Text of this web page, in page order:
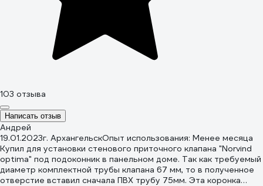
103 отзыва
Написать отзыв
Андрей
19.01.2023г. АрхангельскОпыт использования: Менее месяца
Купил для установки стенового приточного клапана "Norvind
optima" под подоконник в панельном доме. Так как требуемый
диаметр комплектной трубы клапана 67 мм, то в полученное
отверстие вставил сначала ПВХ трубу 75мм. Эта коронка